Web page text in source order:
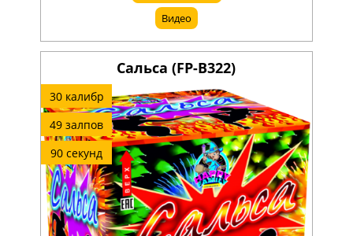
Видео
Сальса (FP-B322)
30 калибр
49 залпов
90 секунд